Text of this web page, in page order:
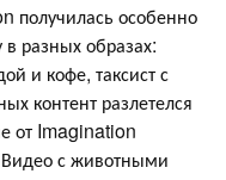
получилась особенно
разных образах:
и кофе, таксист с
контент разлетелся
от Imagination
Видео с животными